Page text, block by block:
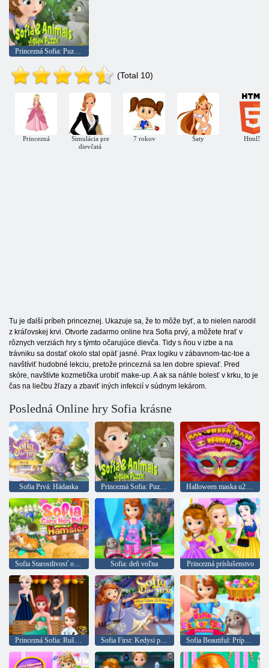
Princezná Sofia: Puzzle zvieratiek
(Total 10)
Princezná
Simulácia pre
dievčatá
7 rokov Šaty Html5
Tu je ďalší príbeh princeznej. Ukazuje sa, že to môže byť, a to nielen narodil
z kráľovskej krvi. Otvorte zadarmo online hra Sofia prvý, a môžete hrať v
rôznych verziách hry s týmto očarujúce dievča. Tidy s ňou v izbe a na
trávniku sa dostať okolo stal opäť jasné. Prax logiku v zábavnom-tac-toe a
navštíviť hudobné lekciu, pretože princezná sa len dobre spievať. Pred
skóre, navštívte kozmetička urobiť make-up. A ak sa náhle bolesť v krku, to je
čas na liečbu žľazy a zbaviť iných infekcií v súdnym lekárom.
Posledná Online hry Sofia krásne
Sofia Prvá: Hádanka Princezná Sofia: Puzzle zvieratiek Halloween maska u200bu200bdizajn
Sofia Starostlivosť o jej domáce škrečka Sofia: deň voľna Princezná príslušenstvo
Princezná Sofia: Rušná klinika Sofia First: Kedysi princezná Sofia Beautiful: Príprava na Veľkú noc